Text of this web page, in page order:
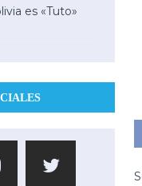
es «Tuto»